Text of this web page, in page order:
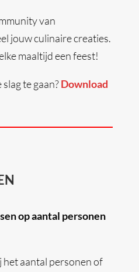
van
jouw culinaire creaties.
maaltijd een feest!
te gaan?Download
op aantal personen
aantal personen of